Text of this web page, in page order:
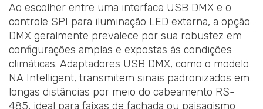
Ao escolher entre uma interface USB DMX e o
controle SPI para iluminação LED externa, a opção
DMX geralmente prevalece por sua robustez em
configurações amplas e expostas às condições
climáticas. Adaptadores USB DMX, como o modelo
NA Intelligent, transmitem sinais padronizados em
longas distâncias por meio do cabeamento RS-
485, ideal para faixas de fachada ou paisagismo